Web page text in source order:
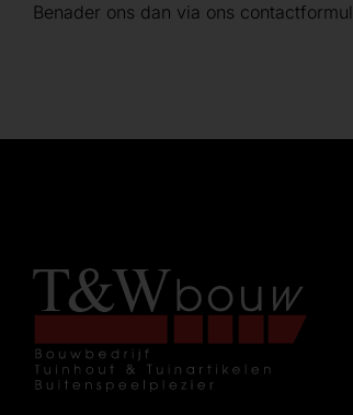
Benader ons dan via ons